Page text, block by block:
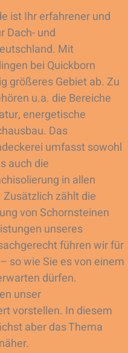
ist Ihr erfahrener und
Dach- und
Mit
bei Quickborn
größeres Gebiet ab. Zu
u.a. die Bereiche
energetische
Das
umfasst sowohl
auch die
in allen
zählt die
von Schornsteinen
unseres
führen wir für
so wie Sie es von einem
dürfen.
unser
vorstellen. In diesem
aber das Thema